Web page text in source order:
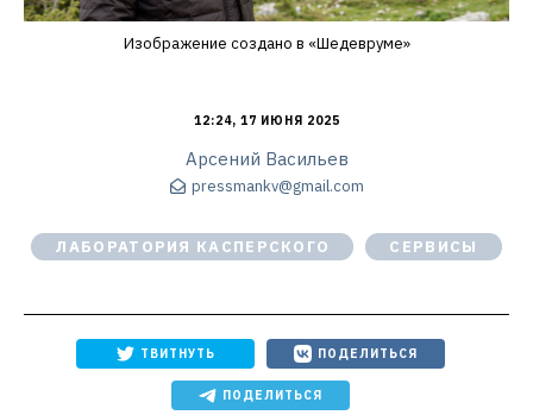
Изображение создано в «Шедевруме»
12:24, 17 ИЮНЯ 2025
Арсений Васильев
pressmankv@gmail.com
ЛАБОРАТОРИЯ КАСПЕРСКОГО СЕРВИСЫ
ТВИТНУТЬ ПОДЕЛИТЬСЯ
ПОДЕЛИТЬСЯ